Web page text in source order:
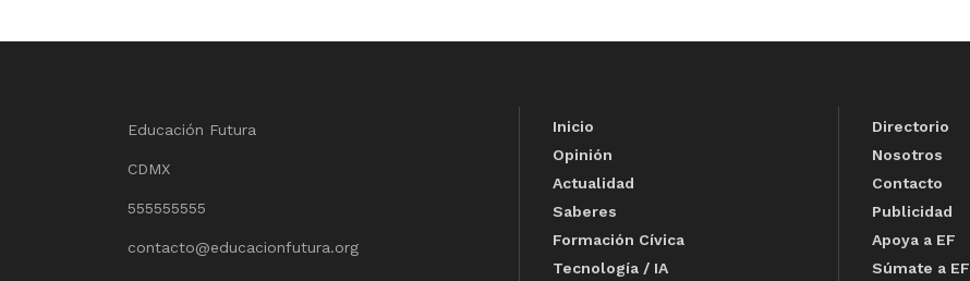
Educación Futura
CDMX
555555555
contacto@educacionfutura.org
Inicio
Opinión
Actualidad
Saberes
Formación Cívica
Tecnología / IA
Directorio
Nosotros
Contacto
Publicidad
Apoya a EF
Súmate a EF